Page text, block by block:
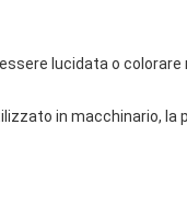
lucidata o colorare
in macchinario, la